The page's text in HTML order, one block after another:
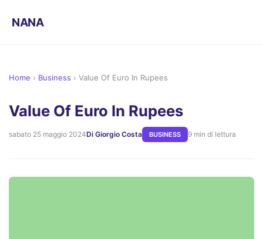
NANA
Home › Business › Value Of Euro In Rupees
Value Of Euro In Rupees
sabato 25 maggio 2024Di Giorgio Costa BUSINESS 9 min di lettura